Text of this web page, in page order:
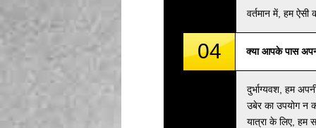
वर्तमान में, हम
04 क्या आपके पास
दुर्भाग्यवश, हम
उबेर का उपयोग न
यात्रा के लिए, हम